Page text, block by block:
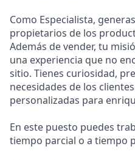
Como Especialista,
propietarios de los
Además de vender, tu
una experiencia que no
sitio. Tienes curiosidad,
necesidades de los
personalizadas para
En este puesto puedes
tiempo parcial o a tiempo